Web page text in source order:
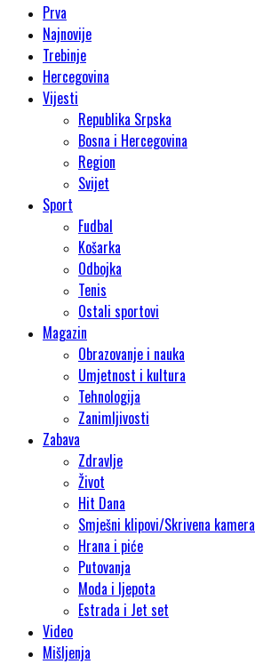
Prva
Najnovije
Trebinje
Hercegovina
Vijesti
Republika Srpska
Bosna i Hercegovina
Region
Svijet
Sport
Fudbal
Košarka
Odbojka
Tenis
Ostali sportovi
Magazin
Obrazovanje i nauka
Umjetnost i kultura
Tehnologija
Zanimljivosti
Zabava
Zdravlje
Život
Hit Dana
Smješni klipovi/Skrivena kamera
Hrana i piće
Putovanja
Moda i ljepota
Estrada i Jet set
Video
Mišljenja